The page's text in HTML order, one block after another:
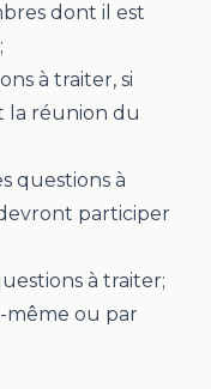
dont il est
à traiter, si
la réunion du
questions à
participer
à traiter;
même ou par